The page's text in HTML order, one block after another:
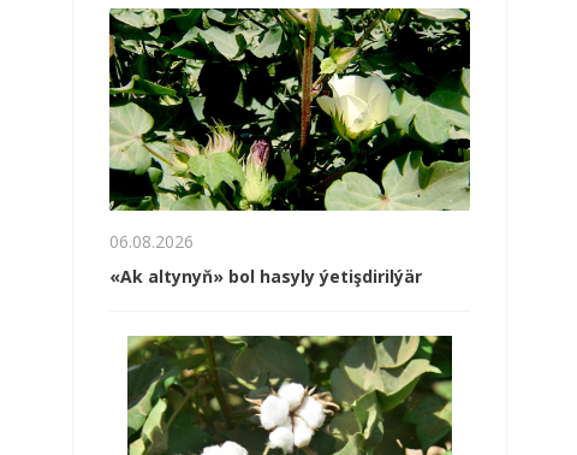
06.08.2026
«Ak altynyň» bol hasyly ýetişdirilýär